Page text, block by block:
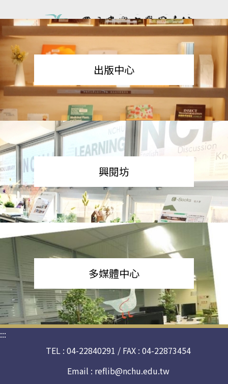
出版中心
興閱坊
多媒體中心
:::
TEL : 04-22840291 / FAX : 04-22873454
Email : reflib@nchu.edu.tw